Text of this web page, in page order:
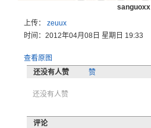
sanguoxx
上传： zeuux
时间：2012年04月08日 星期日 19:33
查看原图
还没有人赞
赞
还没有人赞
评论